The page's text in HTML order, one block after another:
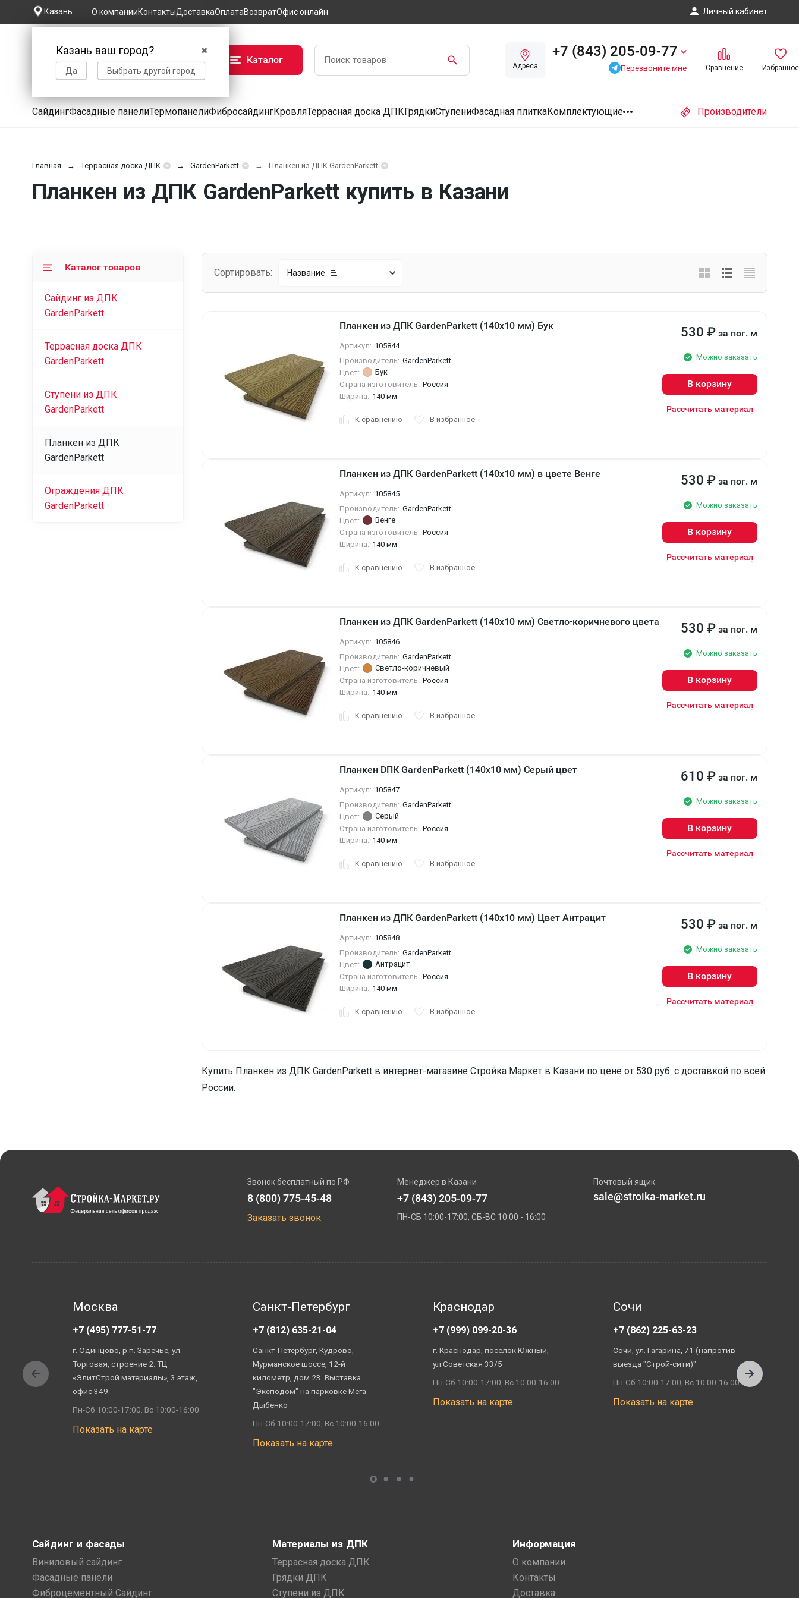
Казань
✖
Казань ваш город?
Да Выбрать другой город
О компанииКонтактыДоставкаОплатаВозвратОфис онлайн Личный кабинет
Каталог
Адреса
+7 (843) 205-09-77
Перезвоните мне Сравнение Избранное
СайдингФасадные панелиТермопанелиФибросайдингКровляТеррасная доска ДПКГрядкиСтупениФасадная плиткаКомплектующие Производители
Главная Террасная доска ДПК GardenParkett Планкен из ДПК GardenParkett
Планкен из ДПК GardenParkett купить в Казани
Сортировать: Название
Планкен из ДПК GardenParkett (140х10 мм) Бук
Артикул: 105844
Производитель: GardenParkett
Цвет:
Бук
Страна изготовитель: Россия
Ширина: 140 мм
К сравнению В избранное
530 ₽ за пог. м
Можно заказать
В корзину
Рассчитать материал
Планкен из ДПК GardenParkett (140х10 мм) в цвете Венге
Артикул: 105845
Производитель: GardenParkett
Цвет:
Венге
Страна изготовитель: Россия
Ширина: 140 мм
К сравнению В избранное
530 ₽ за пог. м
Можно заказать
В корзину
Рассчитать материал
Планкен из ДПК GardenParkett (140x10 мм) Светло-коричневого цвета
Артикул: 105846
Производитель: GardenParkett
Цвет:
Светло-коричневый
Страна изготовитель: Россия
Ширина: 140 мм
К сравнению В избранное
530 ₽ за пог. м
Можно заказать
В корзину
Рассчитать материал
Планкен DПК GardenParkett (140х10 мм) Серый цвет
Артикул: 105847
Производитель: GardenParkett
Цвет:
Серый
Страна изготовитель: Россия
Ширина: 140 мм
К сравнению В избранное
610 ₽ за пог. м
Можно заказать
В корзину
Рассчитать материал
Планкен из ДПК GardenParkett (140х10 мм) Цвет Антрацит
Артикул: 105848
Производитель: GardenParkett
Цвет:
Антрацит
Страна изготовитель: Россия
Ширина: 140 мм
К сравнению В избранное
530 ₽ за пог. м
Можно заказать
В корзину
Рассчитать материал
Купить Планкен из ДПК GardenParkett в интернет-магазине Стройка Маркет в Казани по цене от 530 руб. с доставкой по всей
России.
Каталог товаров
Сайдинг из ДПК
GardenParkett
Террасная доска ДПК
GardenParkett
Ступени из ДПК
GardenParkett
Планкен из ДПК
GardenParkett
Ограждения ДПК
GardenParkett
Звонок бесплатный по РФ
8 (800) 775-45-48
Заказать звонок
Менеджер в Казани
+7 (843) 205-09-77
ПН-СБ 10:00-17:00, СБ-ВС 10:00 - 16:00
Почтовый ящик
sale@stroika-market.ru
Москва
+7 (495) 777-51-77
г. Одинцово, р.п. Заречье, ул.
Торговая, строение 2. ТЦ
«ЭлитСтрой материалы», 3 этаж,
офис 349.
Пн-Сб 10:00-17:00. Вс 10:00-16:00.
Показать на карте
Санкт-Петербург
+7 (812) 635-21-04
Санкт-Петербург, Кудрово,
Мурманское шоссе, 12-й
километр, дом 23. Выставка
"Эксподом" на парковке Мега
Дыбенко
Пн-Сб 10:00-17:00, Вс 10:00-16:00
Показать на карте
Краснодар
+7 (999) 099-20-36
г. Краснодар, посёлок Южный,
ул.Советская 33/5
Пн-Сб 10:00-17:00, Вс 10:00-16:00
Показать на карте
Сочи
+7 (862) 225-63-23
Сочи, ул. Гагарина, 71 (напротив
выезда "Строй-сити)"
Пн-Сб 10:00-17:00, Вс 10:00-16:00
Показать на карте
Сайдинг и фасады
Виниловый сайдинг
Фасадные панели
Фиброцементный Сайдинг
Материалы из ДПК
Террасная доска ДПК
Грядки ДПК
Ступени из ДПК
Информация
О компании
Контакты
Доставка